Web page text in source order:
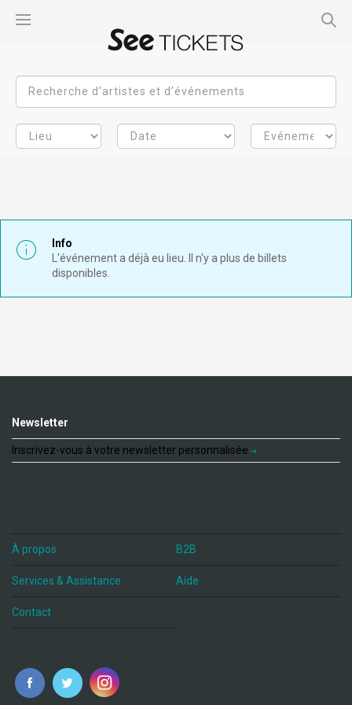
Info
L'événement a déjà eu lieu. Il n'y a plus de billets
disponibles.
Newsletter
Inscrivez-vous à votre newsletter personnalisée
À propos B2B
Services & Assistance Aide
Contact
fr